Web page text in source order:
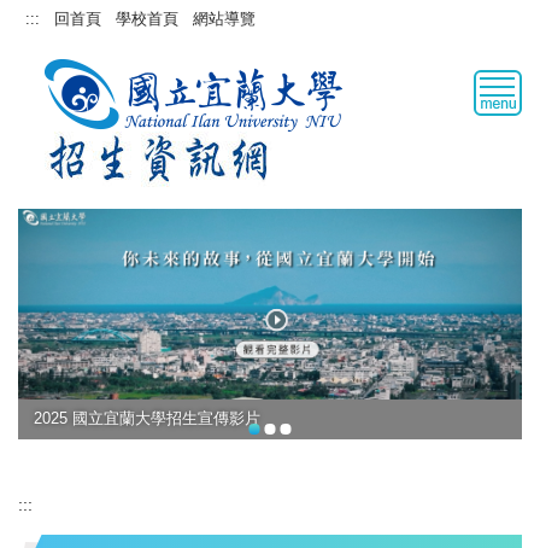
跳::: 回首頁 學校首頁 網站導覽
2025 國立宜蘭大學招生宣傳影片
:::